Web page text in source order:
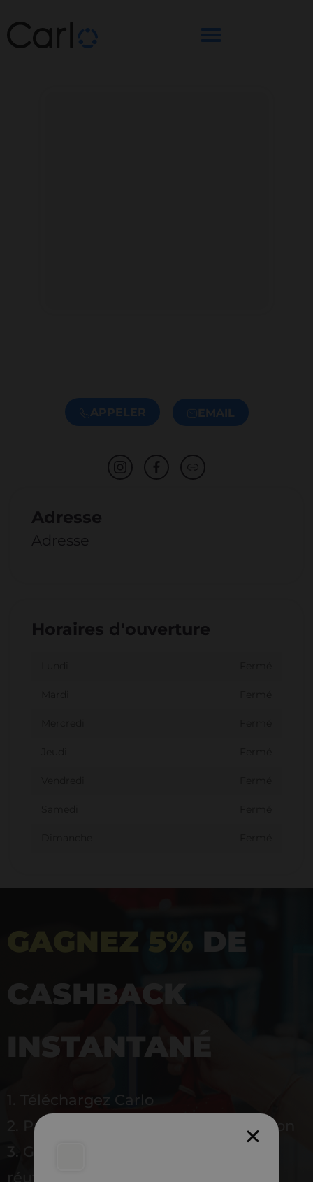
APPELER EMAIL
Adresse
Adresse
Horaires d'ouverture
GAGNEZ 5% DE
CASHBACK
INSTANTANÉ
1. Téléchargez Carlo
2. Payez en magasin avec l’application
3. Gagnez instantanément 5 % à
réutiliser